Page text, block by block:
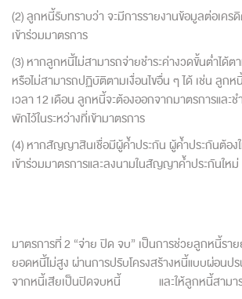
(2) ลูกหนี้รับทราบว่า จะมีการรายงานข้อมูลต่อเคร
เข้าร่วมมาตรการ
(3) หากลูกหนี้ไม่สามารถจ่ายชำระค่างวดขั้นต่ำได้ต
หรือไม่สามารถปฏิบัติตามเงื่อนไขอื่น ๆ ได้ เช่น ลูก
เวลา 12 เดือน ลูกหนี้จะต้องออกจากมาตรการและช
พักไว้ในระหว่างที่เข้ามาตรการ
(4) หากสัญญาสินเชื่อมีผู้ค้ำประกัน ผู้ค้ำประกันต้อง
เข้าร่วมมาตรการและลงนามในสัญญาค้ำประกันใหม่
มาตรการที่ 2 “จ่าย ปิด จบ” เป็นการช่วยลูกหนี้รา
ยอดหนี้ไม่สูง ผ่านการปรับโครงสร้างหนี้แบบผ่อนป
จากหนี้เสียเป็นปิดจบหนี้ และให้ลูกหนี้สามาร